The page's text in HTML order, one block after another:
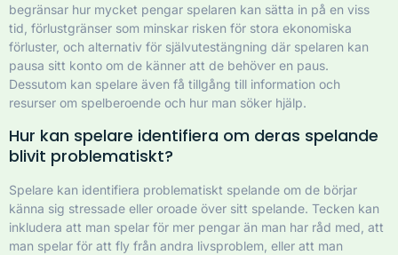
begränsar hur mycket pengar spelaren kan sätta in på en viss
tid, förlustgränser som minskar risken för stora ekonomiska
förluster, och alternativ för självutestängning där spelaren kan
pausa sitt konto om de känner att de behöver en paus.
Dessutom kan spelare även få tillgång till information och
resurser om spelberoende och hur man söker hjälp.
Hur kan spelare identifiera om deras spelande
blivit problematiskt?
Spelare kan identifiera problematiskt spelande om de börjar
känna sig stressade eller oroade över sitt spelande. Tecken kan
inkludera att man spelar för mer pengar än man har råd med, att
man spelar för att fly från andra livsproblem, eller att man